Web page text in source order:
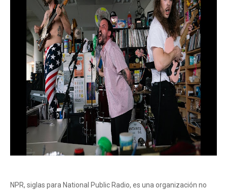
NPR, siglas para National Public Radio, es una organización no